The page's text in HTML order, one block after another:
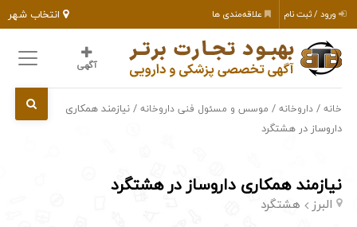
انتخاب شهر ورود / ثبت نام علاقه‌مندی ها
آگهی
خانه /داروخانه / موسس و مسئول فنی داروخانه / نیازمند همکاری
داروساز در هشتگرد
نیازمند همکاری داروساز در هشتگرد
البرز هشتگرد